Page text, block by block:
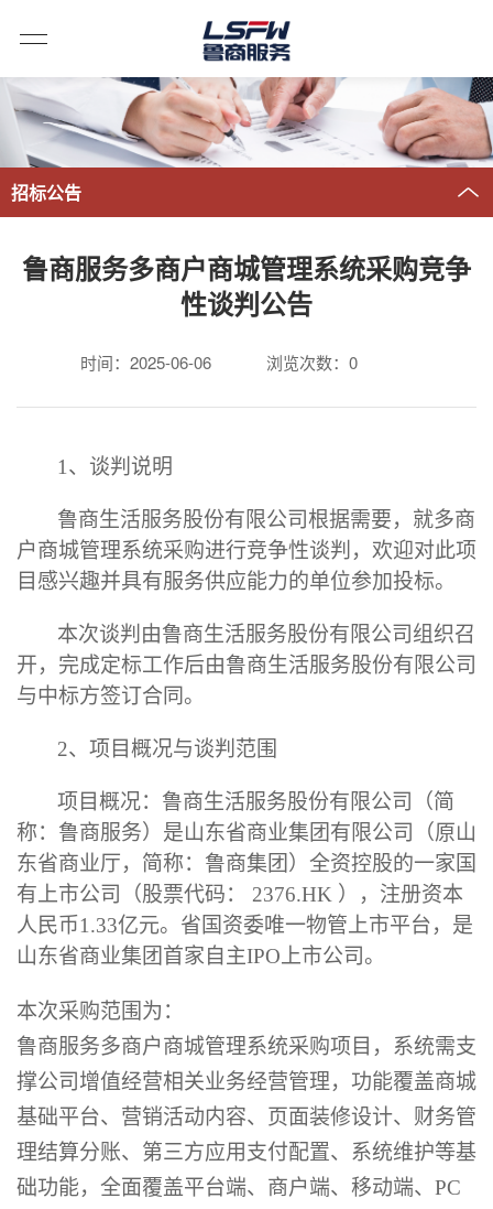
招标公告
鲁商服务多商户商城管理系统采购竞争
性谈判公告
时间：2025-06-06 浏览次数： 0
1、 谈判 说明
鲁商生活服务股份有限公司根据需要，就多商
户商城管理系统采购进行竞争性谈判 ，欢迎对此项
目感兴趣并具有服务供应能力的单位参加投标。
本次谈判 由鲁商生活服务股份有限公司组织召
开，完成定标工作后由鲁商生活服务股份有限公司
与中标方签订合同。
2、项目概况与谈判 范围
项目概况：鲁商生活服务股份有限公司（简
称：鲁商服务）是山东省商业集团有限公司（原山
东省商业厅，简称：鲁商集团）全资控股的一家国
有上市公司（股票代码：
2376.HK ），注册资本
人民币1.33亿元。省国资委唯一物管上市平台，是
山东省商业集团首家自主IPO上市公司。
本次采购范围为：
鲁商服务多商户商城管理系统采购项目， 系统需支
撑公司增值经营相关业务经营管理，功能覆盖商城
基础平台、营销活动内容、页面装修设计、财务管
理结算分账、第三方应用支付配置、系统维护等基
础功能，全面覆盖平台端、商户端、移动端、 PC